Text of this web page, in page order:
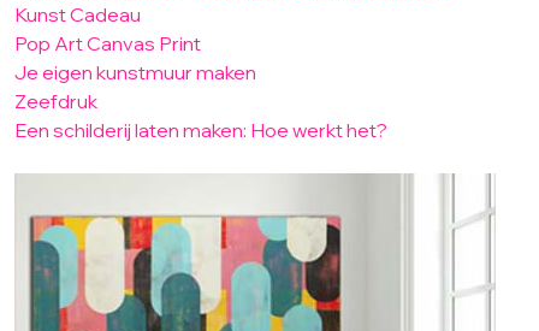
Kunst Cadeau
Pop Art Canvas Print
Je eigen kunstmuur maken
Zeefdruk
Een schilderij laten maken: Hoe werkt het?